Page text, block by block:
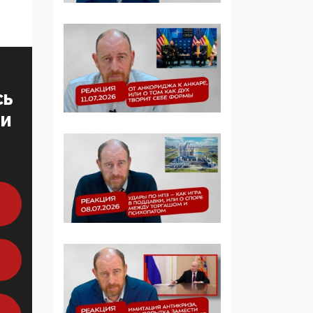
Манифест против
семьи и традиционных
ценностей: «Новые
люди» поднимают
электорат феминисток
на битву с
мужчинами-«бабуинам
и»
05:08, 15 Мая 2026
Эзотерика,
инфоцыганство и
лженаука под ширмой
защиты традиционных
ценностей: кто и с чем
«Россия 809. Традиции
будущего»
09:40, 06 Мая 2026